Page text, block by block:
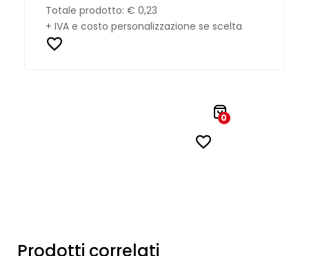
Totale prodotto: € 0,23
+ IVA e costo personalizzazione se scelta
0
Prodotti correlati